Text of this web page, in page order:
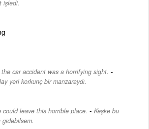
işledi.
car accident was a horrifying sight. -
yeri korkunç bir manzaraydı.
leave this horrible place. - Keşke bu
gidebilsem.